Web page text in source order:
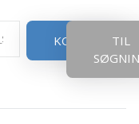
KOPIER
TIL